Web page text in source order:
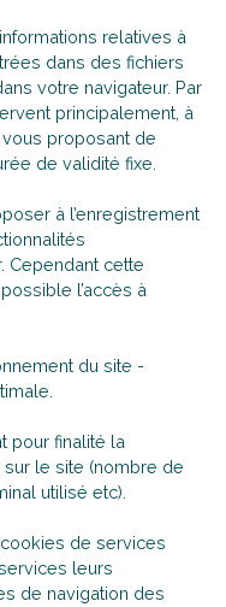
relatives à
dans des fichiers
votre navigateur. Par
principalement, à
proposant de
de validité fixe.
à l’enregistrement
Cependant cette
l’accès à
du site -
pour finalité la
le site (nombre de
utilisé etc).
cookies de services
leurs
de navigation des